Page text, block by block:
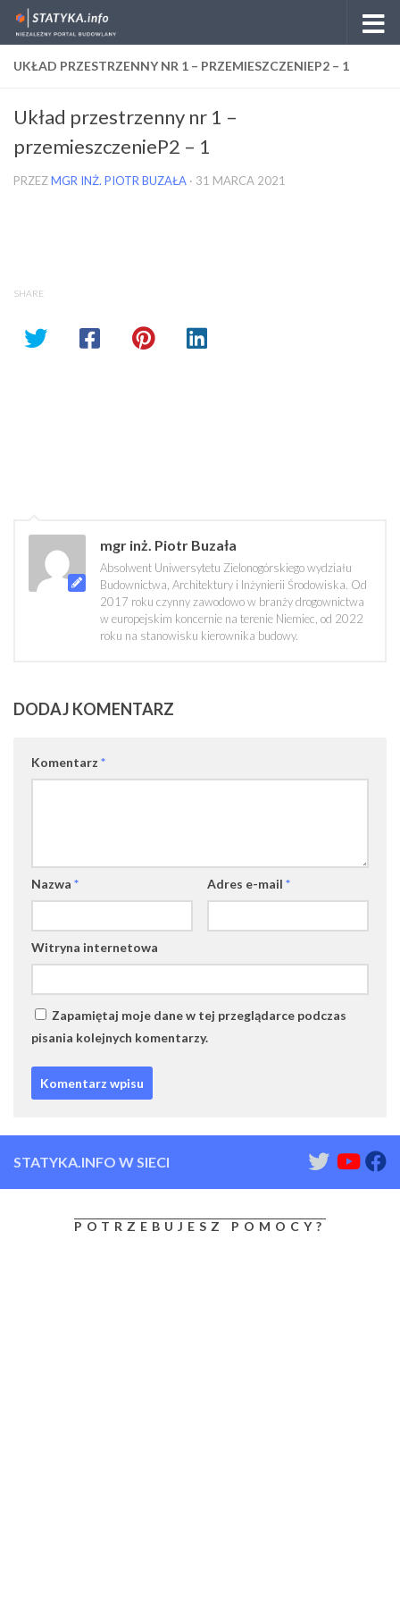
Skip to content
UKŁAD PRZESTRZENNY NR 1 – PRZEMIESZCZENIEP2 – 1
Układ przestrzenny nr 1 –
przemieszczenieP2 – 1
PRZEZMGR INŻ. PIOTR BUZAŁA · 31 MARCA 2021
SHARE
mgr inż. Piotr Buzała
Absolwent Uniwersytetu Zielonogórskiego wydziału
Budownictwa, Architektury i Inżynierii Środowiska. Od
2017 roku czynny zawodowo w branży drogownictwa
w europejskim koncernie na terenie Niemiec, od 2022
roku na stanowisku kierownika budowy.
DODAJ KOMENTARZ
Komentarz *
Nazwa * Adres e-mail *
Witryna internetowa
Zapamiętaj moje dane w tej przeglądarce podczas
pisania kolejnych komentarzy.
STATYKA.INFO W SIECI
POTRZEBUJESZ POMOCY?